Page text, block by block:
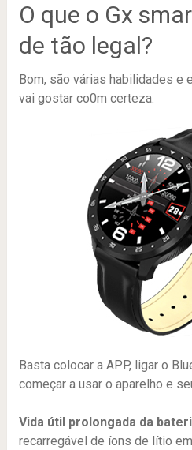
O que o Gx
de tão legal?
Bom, são várias habilidades e
vai gostar co0m certeza.
Basta colocar a APP, ligar o
começar a usar o aparelho e
Vida útil prolongada da
recarregável de íons de lítio